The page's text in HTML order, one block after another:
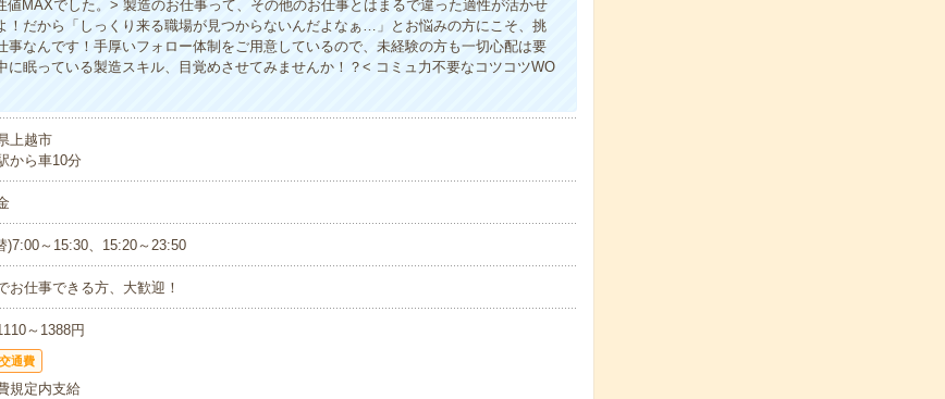
値MAXでした。> 製造のお仕事って、その他のお仕事とはまるで違った適性が活かせ
！だから「しっくり来る職場が見つからないんだよなぁ…」とお悩みの方にこそ、挑
事なんです！手厚いフォロー体制をご用意しているので、未経験の方も一切心配は要
に眠っている製造スキル、目覚めさせてみませんか！？< コミュ力不要なコツコツWO
上越市
から車10分
)7:00～15:30、15:20～23:50
お仕事できる方、大歓迎！
～1388円
交通費
規定内支給